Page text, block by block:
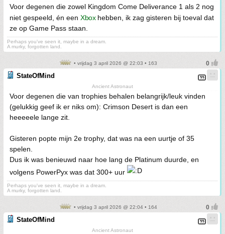
Voor degenen die zowel Kingdom Come Deliverance 1 als 2 nog
niet gespeeld, én een Xboxhebben, ik zag gisteren bij toeval dat
ze op Game Pass staan.
Perhaps you've seen it, maybe in a dream.
A murky, forgotten land.
• vrijdag 3 april 2026 @ 22:03 • 163
StateOfMind
Ancient Astronaut
Voor degenen die van trophies behalen belangrijk/leuk vinden
(gelukkig geef ik er niks om): Crimson Desert is dan een
heeeeele lange zit.
Gisteren popte mijn 2e trophy, dat was na een uurtje of 35
spelen.
Dus ik was benieuwd naar hoe lang de Platinum duurde, en
volgens PowerPyx was dat 300+ uur
Perhaps you've seen it, maybe in a dream.
A murky, forgotten land.
• vrijdag 3 april 2026 @ 22:04 • 164
StateOfMind
Ancient Astronaut